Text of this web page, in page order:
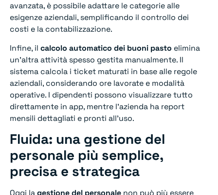
avanzata, è possibile adattare le categorie alle
esigenze aziendali, semplificando il controllo dei
costi e la contabilizzazione.
Infine, il calcolo automatico dei buoni pasto elimina
un’altra attività spesso gestita manualmente. Il
sistema calcola i ticket maturati in base alle regole
aziendali, considerando ore lavorate e modalità
operative. I dipendenti possono visualizzare tutto
direttamente in app, mentre l’azienda ha report
mensili dettagliati e pronti all’uso.
Fluida: una gestione del
personale più semplice,
precisa e strategica
Oggi la gestione del personale non può più essere